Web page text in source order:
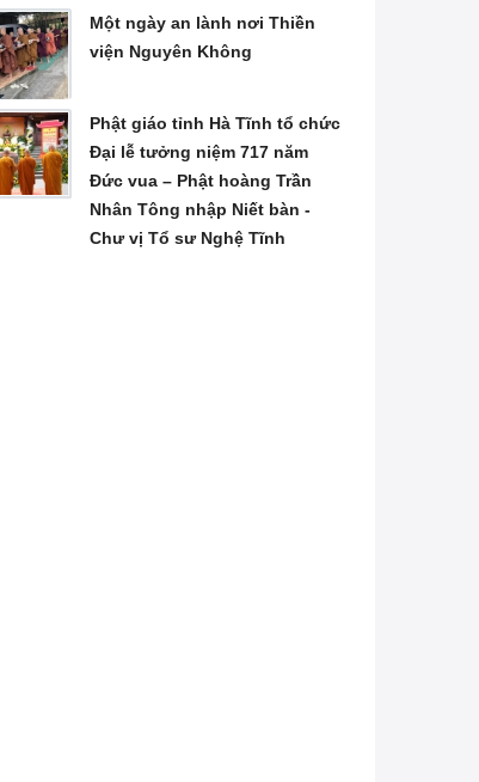
Một ngày an lành nơi Thiền
viện Nguyên Không
Phật giáo tỉnh Hà Tĩnh tổ chức
Đại lễ tưởng niệm 717 năm
Đức vua – Phật hoàng Trần
Nhân Tông nhập Niết bàn -
Chư vị Tổ sư Nghệ Tĩnh